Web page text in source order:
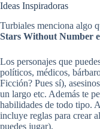
Ideas Inspiradoras
Turbiales menciona algo
Stars Without Number
Los personajes que
políticos, médicos,
Ficción? Pues sí),
un largo etc. Además te
habilidades de todo tipo.
incluye reglas para crear
puedes jugar).